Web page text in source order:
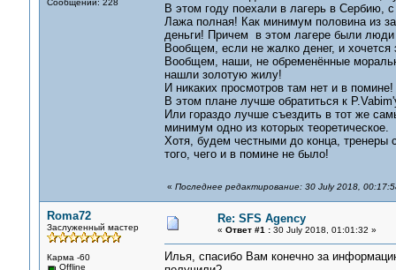
В этом году поехали в лагерь в Сербию,
Лажа полная! Как минимум половина из
деньги! Причем в этом лагере были
Вообщем, если не жалко денег, и
Вообщем, наши, не обременённые
нашли золотую жилу!
И никаких просмотров там нет и в помине!
В этом плане лучше обратиться к
Или гораздо лучше съездить в тот же
минимум одно из которых теоретическое.
Хотя, будем честными до конца, тренеры
того, чего и в помине не было!
« Последнее редактирование: 30 July 2018,
Roma72
Заслуженный мастер
Карма -60
Offline
Re: SFS Agency
« Ответ #1 :30 July 2018, 01:01:32 »
Илья, спасибо Вам конечно за